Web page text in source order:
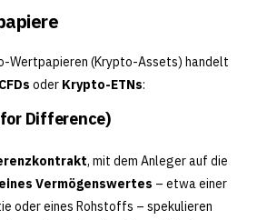
Wertpapieren (Krypto-Assets) handelt
oder Krypto-ETNs:
Difference)
, mit dem Anleger auf die
Vermögenswertes – etwa einer
oder eines Rohstoffs – spekulieren